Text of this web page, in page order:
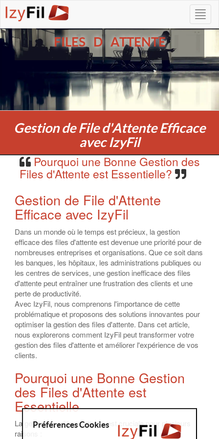
FILES D ATTENTE
Gestion de File d'Attente Efficace
avec IzyFil
Pourquoi une Bonne Gestion des
Files d'Attente est Essentielle?
Gestion de File d'Attente
Efficace avec IzyFil
Dans un monde où le temps est précieux, la gestion
efficace des files d'attente est devenue une priorité pour de
nombreuses entreprises et organisations. Que ce soit dans
les banques, les hôpitaux, les administrations publiques ou
les centres de services, une gestion inefficace des files
d'attente peut entraîner une frustration des clients et une
perte de productivité.
Avec IzyFil, nous comprenons l'importance de cette
problématique et proposons des solutions innovantes pour
optimiser la gestion des files d'attente. Dans cet article,
nous explorerons comment IzyFil peut transformer votre
gestion des files d'attente et améliorer l'expérience de vos
clients.
Pourquoi une Bonne Gestion
des Files d'Attente est
Essentielle
La gestion des files d'attente est cruciale pour plusieurs
raisons :
Préférences Cookies